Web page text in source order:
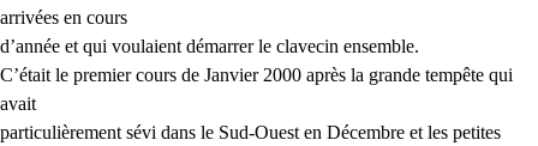
arrivées en cours
d’année et qui voulaient démarrer le clavecin ensemble.
C’était le premier cours de Janvier 2000 après la grande tempête qui
avait
particulièrement sévi dans le Sud-Ouest en Décembre et les petites